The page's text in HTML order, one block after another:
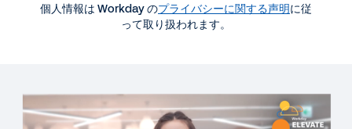
個人情報は Workday のプライバシーに関する声明に従
って取り扱われます。